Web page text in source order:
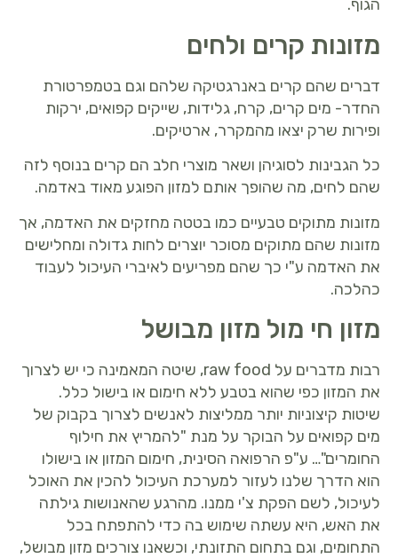
הגוף.
מזונות קרים ולחים
דברים שהם קרים באנרגטיקה שלהם וגם בטמפרטורת
החדר- מים קרים, קרח, גלידות, שייקים קפואים, ירקות
ופירות שרק יצאו מהמקרר, ארטיקים.
כל הגבינות לסוגיהן ושאר מוצרי חלב הם קרים בנוסף לזה
שהם לחים, מה שהופך אותם למזון הפוגע מאוד באדמה.
מזונות מתוקים טבעיים כמו בטטה מחזקים את האדמה, אך
מזונות שהם מתוקים מסוכר יוצרים לחות גדולה ומחלישים
את האדמה ע"י כך שהם מפריעים לאיברי העיכול לעבוד
כהלכה.
מזון חי מול מזון מבושל
רבות מדברים על raw food, שיטה המאמינה כי יש לצרוך
את המזון כפי שהוא בטבע ללא חימום או בישול כלל.
שיטות קיצוניות יותר ממליצות לאנשים לצרוך בקבוק של
מים קפואים על הבוקר על מנת "להמריץ את חילוף
החומרים"… ע"פ הרפואה הסינית, חימום המזון או בישולו
הוא הדרך שלנו לעזור למערכת העיכול להכין את האוכל
לעיכול, לשם הפקת צ'י ממנו. מהרגע שהאנושות גילתה
את האש, היא עשתה שימוש בה כדי להתפתח בכל
התחומים, וגם בתחום התזונתי, וכשאנו צורכים מזון מבושל,